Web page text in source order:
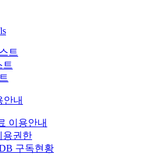
트
트
안내
이용안내
용권한
구독현황